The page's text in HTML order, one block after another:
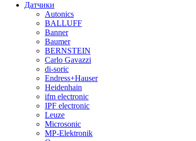
Датчики
Autonics
BALLUFF
Banner
Baumer
BERNSTEIN
Carlo Gavazzi
di-soric
Endress+Hauser
Heidenhain
ifm electronic
IPF electronic
Leuze
Microsonic
MP-Elektronik